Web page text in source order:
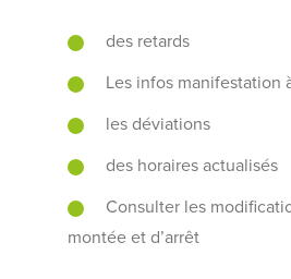
des retards
Les infos manifestation
les déviations
des horaires actualisés
Consulter les
montée et d’arrêt